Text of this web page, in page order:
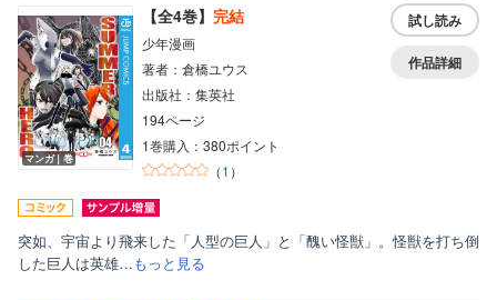
マンガ｜巻
【全4巻】 完結
少年漫画
著者：倉橋ユウス
出版社：集英社
194ページ
1巻購入：380ポイント
（1 ）
試し読み
作品詳細
突如、宇宙より飛来した「人型の巨人」と「醜い怪獣」。怪獣を打ち倒
した巨人は英雄…もっと見る